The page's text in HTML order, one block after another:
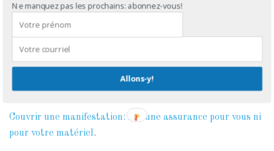
contre, la lentille que je viens d’envoyer en réparation a
probablement été sérieusement « affaiblie » à ce moment-
là.
Cela me permet de vous rappeler deux billets que j’ai écrits
sur le sujet:
Couvrir une manifestation: Aucune assurance pour vous ni
pour votre matériel.
Ne manquez pas les prochains: abonnez-vous!
Allons-y!